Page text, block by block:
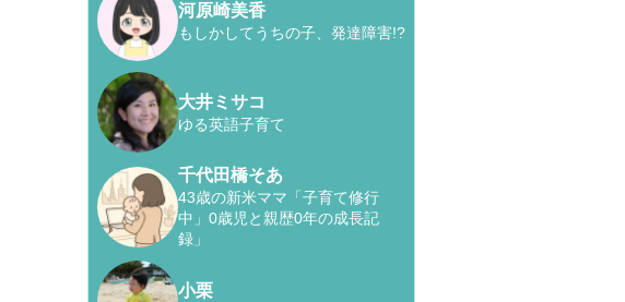
河原崎美香
もしかしてうちの子、発達障害!?
大井ミサコ
ゆる英語子育て
千代田橋そあ
43歳の新米ママ「子育て修行
中」0歳児と親歴0年の成長記
録」
小栗